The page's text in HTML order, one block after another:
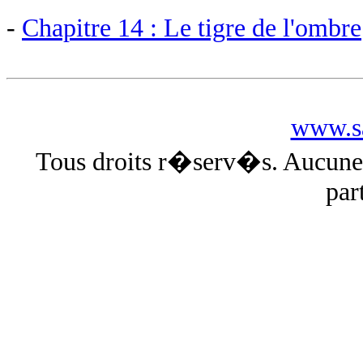
- Chapitre 14 : Le tigre de l'ombre
Tous droits r�serv�s.